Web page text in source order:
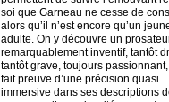
soi que Garneau ne cesse de
alors qu’il n’est encore qu’un
adulte. On y découvre un
remarquablement inventif, tantôt
tantôt grave, toujours
fait preuve d’une précision quasi
immersive dans ses descriptions